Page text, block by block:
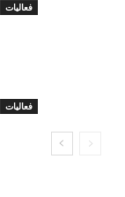
فعاليات
فعاليات